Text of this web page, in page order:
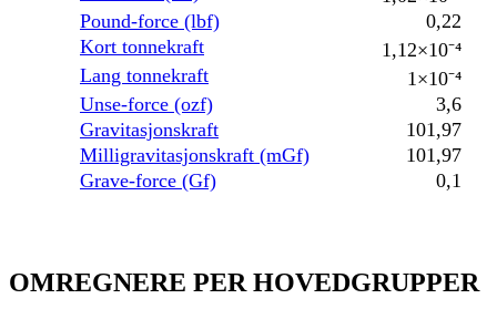
Pound-force (lbf)
0,22
Kort tonnekraft
1,12×10⁻⁴
Lang tonnekraft
1×10⁻⁴
Unse-force (ozf)
3,6
Gravitasjonskraft
101,97
Milligravitasjonskraft (mGf)
101,97
Grave-force (Gf)
0,1
OMREGNERE PER HOVEDGRUPPER